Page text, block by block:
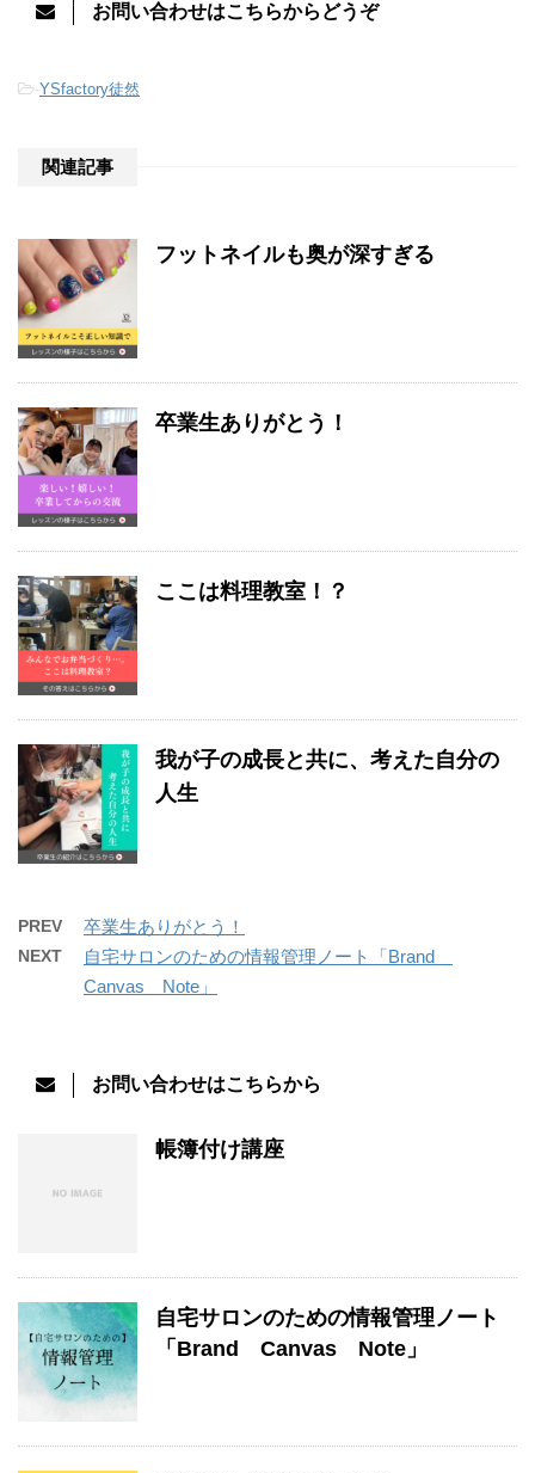
お問い合わせはこちらからどうぞ
-YSfactory徒然
関連記事
フットネイルも奥が深すぎる
卒業生ありがとう！
ここは料理教室！？
我が子の成長と共に、考えた自分の
人生
PREV 卒業生ありがとう！
NEXT
自宅サロンのための情報管理ノート「Brand
Canvas Note」
お問い合わせはこちらから
帳簿付け講座
自宅サロンのための情報管理ノート
「Brand Canvas Note」